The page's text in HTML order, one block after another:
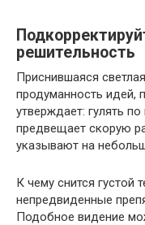
решительность
Приснившаяся
продуманность идей,
утверждает: гулять
предвещает скорую
указывают на
К чему снится
непредвиденные
Подобное видение